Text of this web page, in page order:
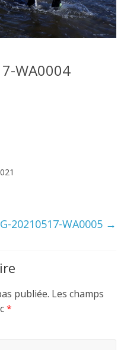
WA0004
20210517-WA0005 →
publiée. Les champs
*